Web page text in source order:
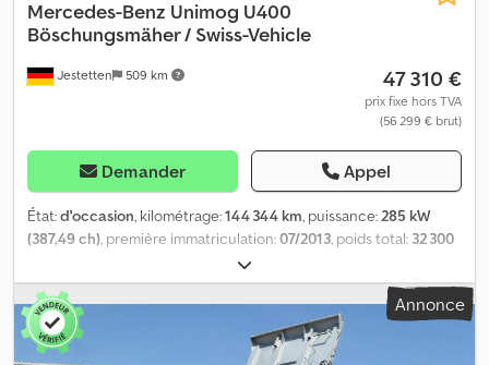
Jestetten 509 km
Mercedes-Benz Unimog U400
Böschungsmäher / Swiss-Vehicle
47 310 €
prix fixe hors TVA
(56 299 € brut)
Demander Appel
État:d'occasion, kilométrage:144 344 km, puissance:285 kW
(387,49 ch), première immatriculation:07/2013, poids total: 32 300
, configuration d'essieux:
en ordre de marche:12 500 kg, poids maximal de charge:5 740 kg,
poids à vide:6 760 kg, dimension des pneus:315 / 80 R 22.5 /
11mm , prochaine inspection (TÜV):03/2023, cabine conducteur:
cabine courte
, type d'engrenage:semi-automatique
Annonce